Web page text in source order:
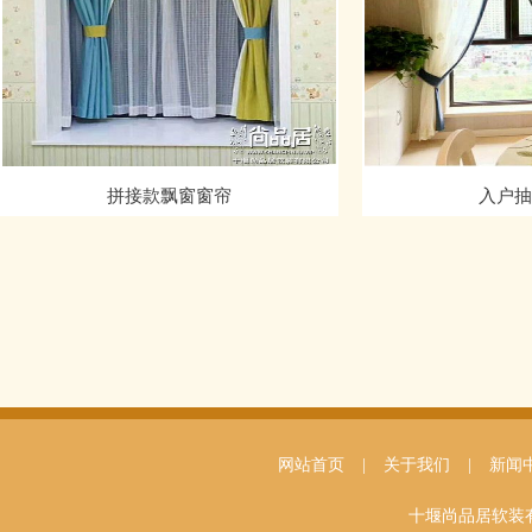
拼接款飘窗窗帘 入户
网站首页 关于我们 新闻
十堰尚品居软